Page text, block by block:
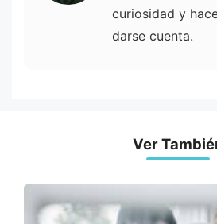
curiosidad y
darse cuenta.
Ver